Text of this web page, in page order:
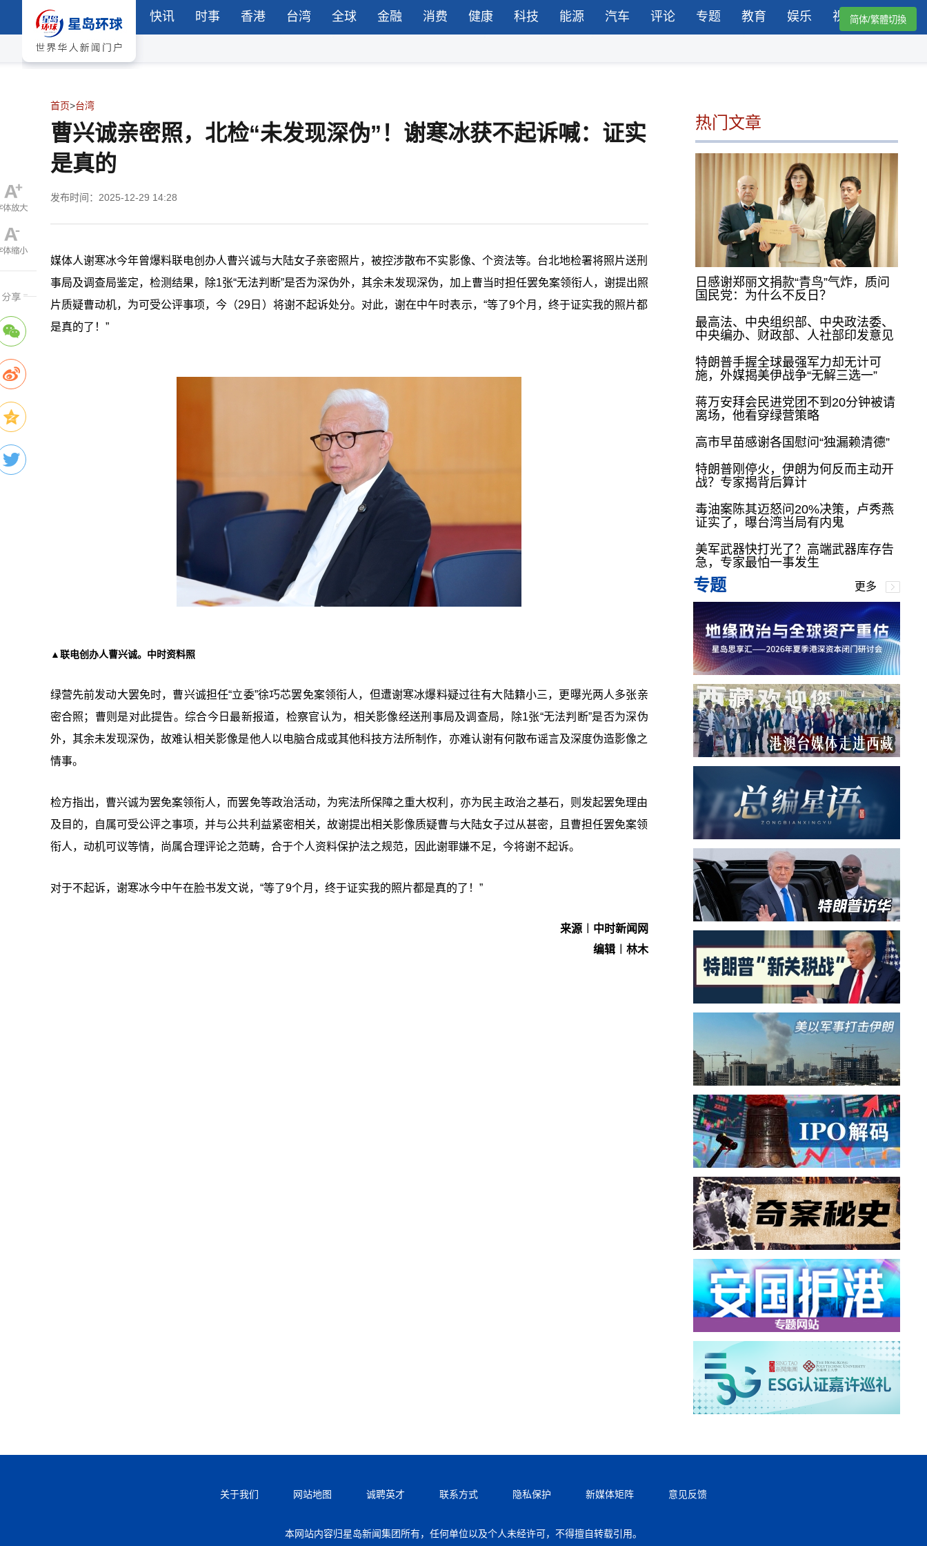
快讯 时事 香港 台湾 全球 金融 消费 健康 科技 能源 汽车 评论 专题 教育 娱乐 视频简体/繁體切換
首页>台湾
曹兴诚亲密照，北检“未发现深伪”！谢寒冰获不起诉喊：证实
是真的
发布时间：2025-12-29 14:28
媒体人谢寒冰今年曾爆料联电创办人曹兴诚与大陆女子亲密照片，被控涉散布不实影像、个资法等。台北地检署将照片送刑
事局及调查局鉴定，检测结果，除1张“无法判断”是否为深伪外，其余未发现深伪，加上曹当时担任罢免案领衔人，谢提出照
片质疑曹动机，为可受公评事项，今（29日）将谢不起诉处分。对此，谢在中午时表示，“等了9个月，终于证实我的照片都
是真的了！”
▲联电创办人曹兴诚。中时资料照
绿营先前发动大罢免时，曹兴诚担任“立委”徐巧芯罢免案领衔人，但遭谢寒冰爆料疑过往有大陆籍小三，更曝光两人多张亲
密合照；曹则是对此提告。综合今日最新报道，检察官认为，相关影像经送刑事局及调查局，除1张“无法判断”是否为深伪
外，其余未发现深伪，故难认相关影像是他人以电脑合成或其他科技方法所制作，亦难认谢有何散布谣言及深度伪造影像之
情事。
检方指出，曹兴诚为罢免案领衔人，而罢免等政治活动，为宪法所保障之重大权利，亦为民主政治之基石，则发起罢免理由
及目的，自属可受公评之事项，并与公共利益紧密相关，故谢提出相关影像质疑曹与大陆女子过从甚密，且曹担任罢免案领
衔人，动机可议等情，尚属合理评论之范畴，合于个人资料保护法之规范，因此谢罪嫌不足，今将谢不起诉。
对于不起诉，谢寒冰今中午在脸书发文说，“等了9个月，终于证实我的照片都是真的了！”
来源︱中时新闻网
编辑︱林木
热门文章
日感谢郑丽文捐款“青鸟”气炸，质问
国民党：为什么不反日？
最高法、中央组织部、中央政法委、
中央编办、财政部、人社部印发意见
特朗普手握全球最强军力却无计可
施，外媒揭美伊战争“无解三选一”
蒋万安拜会民进党团不到20分钟被请
离场，他看穿绿营策略
高市早苗感谢各国慰问“独漏赖清德”
特朗普刚停火，伊朗为何反而主动开
战？专家揭背后算计
毒油案陈其迈怒问20%决策，卢秀燕
证实了，曝台湾当局有内鬼
美军武器快打光了？高端武器库存告
急，专家最怕一事发生
专题 更多
关于我们 网站地图 诚聘英才 联系方式 隐私保护 新媒体矩阵 意见反馈
本网站内容归星岛新闻集团所有，任何单位以及个人未经许可，不得擅自转载引用。